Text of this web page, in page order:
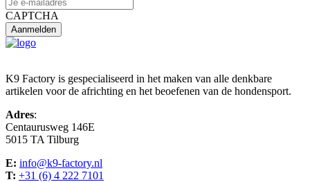
CAPTCHA
K9 Factory is gespecialiseerd in het maken van alle denkbare
artikelen voor de africhting en het beoefenen van de hondensport.
Adres:
Centaurusweg 146E
5015 TA Tilburg
E: info@k9-factory.nl
T: +31 (6) 4 222 7101